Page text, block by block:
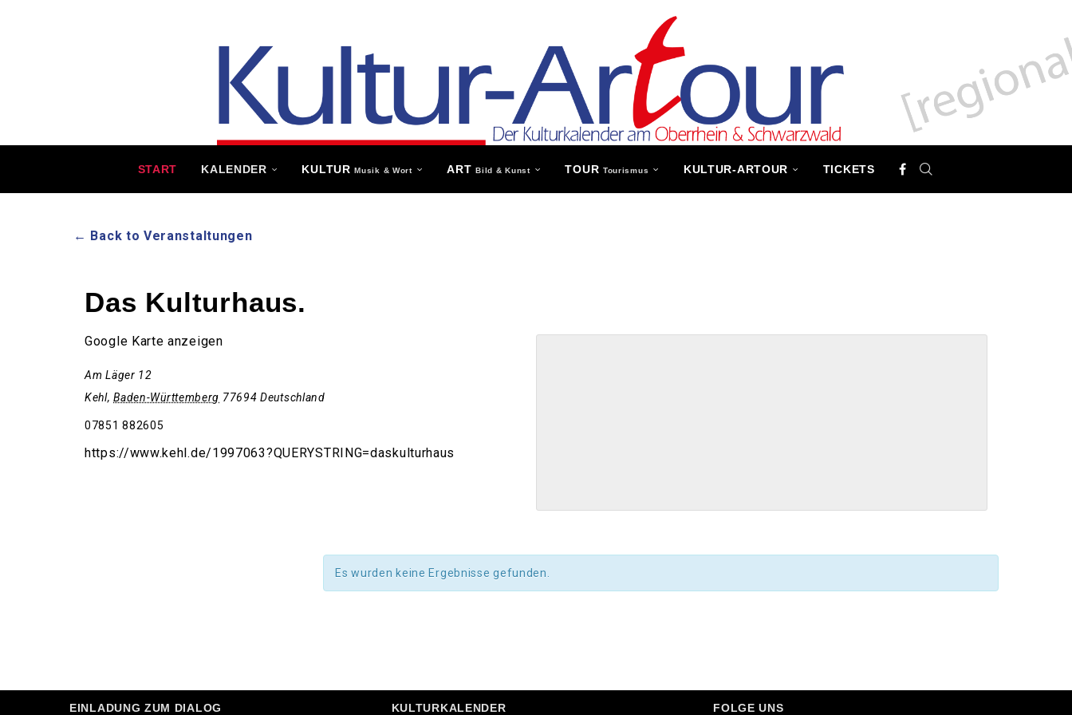
START KALENDER KULTURMusik & Wort ARTBild & Kunst TOUR Tourismus KULTUR-ARTOUR TICKETS
← Back to Veranstaltungen
Das Kulturhaus.
Google Karte anzeigen
Am Läger 12
Kehl, Baden-Württemberg 77694 Deutschland
07851 882605
https://www.kehl.de/1997063?QUERYSTRING=daskulturhaus
Es wurden keine Ergebnisse gefunden.
EINLADUNG ZUM DIALOG KULTURKALENDER FOLGE UNS